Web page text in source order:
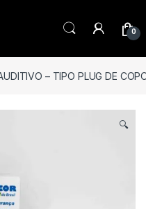
0
– TIPO PLUG DE
🔍